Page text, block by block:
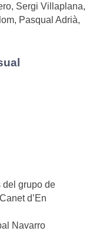
Sergi Villaplana,
Pasqual Adrià,
del grupo de
d’En
Navarro